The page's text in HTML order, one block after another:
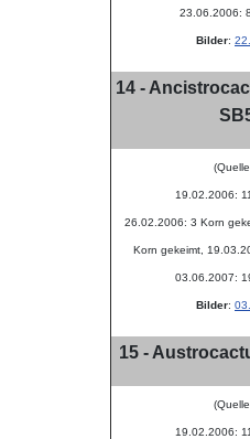
23.06.2006:
Bilder:
14 -
19.02.2006:
26.02.2006: 3 Korn
Korn gekeimt,
03.06.2007:
Bilder:
15 -
19.02.2006: